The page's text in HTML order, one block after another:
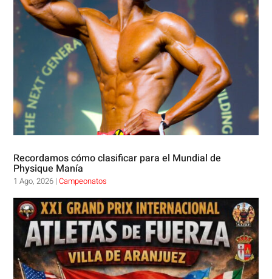
Recordamos cómo clasificar para el Mundial de
Physique Manía
1 Ago, 2026 |Campeonatos